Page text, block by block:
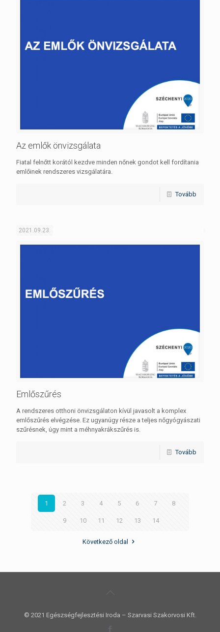
Az emlők önvizsgálata
Fiatal felnőtt korától kezdve minden nőnek gondot kell fordítania
emlőinek rendszeres vizsgálatára.
Tovább
2021.09.23.
Emlőszűrés
A rendszeres otthoni önvizsgálaton kívül javasolt a komplex
emlőszűrés elvégzése. Ez ugyanúgy része a teljes nőgyógyászati
szűrésnek, úgy mint a méhnyakrákszűrés is.
Tovább
1 2 3 4 5 6 7 8
9 10 11 12 13 14
Következő oldal
© 2021 Egészségfejlesztési Iroda – Szarvasi Szakorvosi Kft.